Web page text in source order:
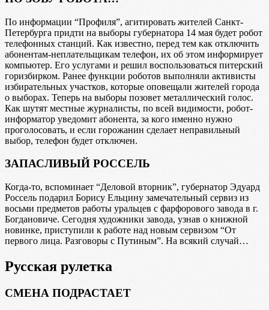
По информации “Профиля”, агитировать жителей Санкт-
Петербурга придти на выборы губернатора 14 мая будет робот
телефонных станций. Как известно, перед тем как отключить
абонентам-неплательщикам телефон, их об этом информирует
компьютер. Его услугами и решил воспользоваться питерский
горизбирком. Ранее функции роботов выполняли активисты
избирательных участков, которые оповещали жителей города
о выборах. Теперь на выборы позовет металлический голос.
Как шутят местные журналисты, по всей видимости, робот-
информатор уведомит абонента, за кого именно нужно
проголосовать, и если горожанин сделает неправильный
выбор, телефон будет отключен.
ЗАПАСЛИВЫЙ РОССЕЛЬ
Когда-то, вспоминает “Деловой вторник”, губернатор Эдуард
Россель подарил Борису Ельцину замечательный сервиз из
восьми предметов работы уральцев с фарфорового завода в г.
Богдановиче. Сегодня художники завода, узнав о книжной
новинке, приступили к работе над новым сервизом “От
первого лица. Разговоры с Путиным”. На всякий случай…
Русская рулетка
СМЕНА ПОДРАСТАЕТ